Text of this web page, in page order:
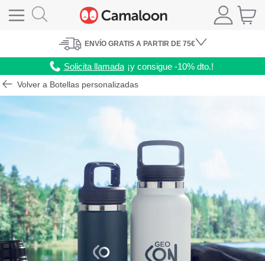
ENVÍO GRATIS A PARTIR DE 75€
Solicita llamada ¡y consigue -10% dto.!
Volver a Botellas personalizadas